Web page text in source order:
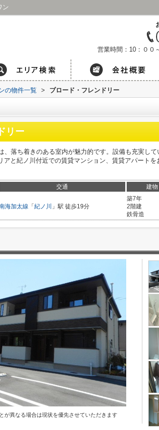
ン
営業時間：10：００
の物件一覧 > ブロード・フレンドリー
リー
、落ち着きのある室内が魅力的です。設備も充実し
アと紀ノ川付近での賃貸マンション、賃貸アパート
交通 建物
海加太線 「 紀ノ川 」駅 徒歩19分
築7年
2階建
鉄骨造
が異なる場合は現状を優先させていただきます